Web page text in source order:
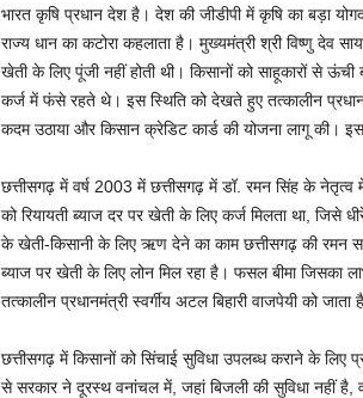
भारत कृषि प्रधान देश है। देश की जीडीपी में कृषि का बड़ा
राज्य धान का कटोरा कहलाता है। मुख्यमंत्री श्री विष्णु देव
खेती के लिए पूंजी नहीं होती थी। किसानों को साहूकारों से
कर्ज में फंसे रहते थे। इस स्थिति को देखते हुए तत्कालीन
कदम उठाया और किसान क्रेडिट कार्ड की योजना लागू की।
छत्तीसगढ़ में वर्ष 2003 में छत्तीसगढ़ में डॉ. रमन सिंह के नेतृत्व
को रियायती ब्याज दर पर खेती के लिए कर्ज मिलता था, जिसे
के खेती-किसानी के लिए ऋण देने का काम छत्तीसगढ़ की रमन
ब्याज पर खेती के लिए लोन मिल रहा है। फसल बीमा जिसका
तत्कालीन प्रधानमंत्री स्वर्गीय अटल बिहारी वाजपेयी को
छत्तीसगढ़ में किसानों को सिंचाई सुविधा उपलब्ध कराने के लिए
से सरकार ने दूरस्थ वनांचल में, जहां बिजली की सुविधा नहीं है,